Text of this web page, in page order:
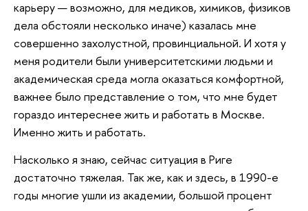
карьеру — возможно, для медиков, химиков, физиков
дела обстояли несколько иначе) казалась мне
совершенно захолустной, провинциальной. И хотя у
меня родители были университетскими людьми и
академическая среда могла оказаться комфортной,
важнее было представление о том, что мне будет
гораздо интереснее жить и работать в Москве.
Именно жить и работать.
Насколько я знаю, сейчас ситуация в Риге
достаточно тяжелая. Так же, как и здесь, в 1990-е
годы многие ушли из академии, большой процент